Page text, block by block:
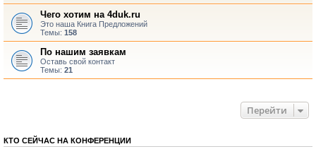
Чего хотим на 4duk.ru
Это наша Книга Предложений
Темы: 158
По нашим заявкам
Оставь свой контакт
Темы: 21
Перейти
КТО СЕЙЧАС НА КОНФЕРЕНЦИИ